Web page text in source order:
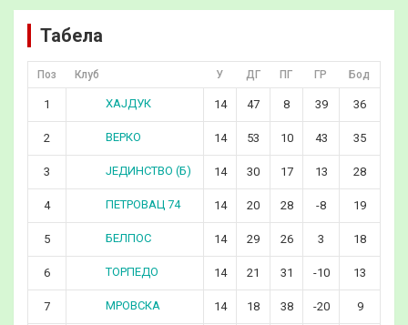
Табела
Поз Клуб У ДГ ПГ ГР Бод
1 ХАЈДУК 14 47 8 39 36
2 ВЕРКО 14 53 10 43 35
3 ЈЕДИНСТВО (Б) 14 30 17 13 28
4 ПЕТРОВАЦ 74 14 20 28 -8 19
5 БЕЛПОС 14 29 26 3 18
6 ТОРПЕДО 14 21 31 -10 13
7 МРОВСКА 14 18 38 -20 9